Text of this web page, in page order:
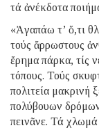
τά ἀνέκδοτα
«Ἀγαπάω τ’ ὅ,τι
τούς ἄρρωστους
ἔρημα πάρκα, τίς
τόπους. Τούς
πολιτεία μακρινή
πολύβουων
πεινᾶνε. Τά χλωμά